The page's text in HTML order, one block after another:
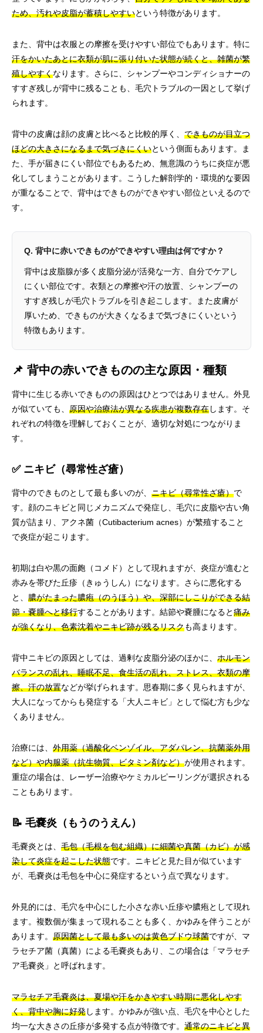
ため、汚れや皮脂が蓄積しやすいという特徴があります。
また、背中は衣服との摩擦を受けやすい部位でもあります。特に
汗をかいたあとに衣類が肌に張り付いた状態が続くと、雑菌が繁
殖しやすくなります。さらに、シャンプーやコンディショナーの
すすぎ残しが背中に残ることも、毛穴トラブルの一因として挙げ
られます。
背中の皮膚は顔の皮膚と比べると比較的厚く、 できものが目立つ
ほどの大きさになるまで気づきにくいという側面もあります。ま
た、手が届きにくい部位でもあるため、無意識のうちに炎症が悪
化してしまうことがあります。こうした解剖学的・環境的な要因
が重なることで、背中はできものができやすい部位といえるので
す。
Q. 背中に赤いできものができやすい理由は何ですか？
背中は皮脂腺が多く皮脂分泌が活発な一方、自分でケアし
にくい部位です。衣類との摩擦や汗の放置、シャンプーの
すすぎ残しが毛穴トラブルを引き起こします。また皮膚が
厚いため、できものが大きくなるまで気づきにくいという
特徴もあります。
📌 背中の赤いできものの主な原因・種類
背中に生じる赤いできものの原因はひとつではありません。外見
が似ていても、 原因や治療法が異なる疾患が複数存在します。そ
れぞれの特徴を理解しておくことが、適切な対処につながりま
す。
✅ ニキビ（尋常性ざ瘡）
背中のできものとして最も多いのが、 ニキビ（尋常性ざ瘡）で
す。顔のニキビと同じメカニズムで発症し、毛穴に皮脂や古い角
質が詰まり、アクネ菌（Cutibacterium acnes）が繁殖すること
で炎症が起こります。
初期は白や黒の面皰（コメド）として現れますが、炎症が進むと
赤みを帯びた丘疹（きゅうしん）になります。さらに悪化する
と、 膿がたまった膿疱（のうほう）や、深部にしこりができる結
節・嚢腫へと移行することがあります。結節や嚢腫になると痛み
が強くなり、色素沈着やニキビ跡が残るリスクも高まります。
背中ニキビの原因としては、過剰な皮脂分泌のほかに、 ホルモン
バランスの乱れ、睡眠不足、食生活の乱れ、ストレス、衣類の摩
擦、汗の放置などが挙げられます。思春期に多く見られますが、
大人になってからも発症する「大人ニキビ」として悩む方も少な
くありません。
治療には、 外用薬（過酸化ベンゾイル、アダパレン、抗菌薬外用
など）や内服薬（抗生物質、ビタミン剤など）が使用されます。
重症の場合は、レーザー治療やケミカルピーリングが選択される
こともあります。
📝 毛嚢炎（もうのうえん）
毛嚢炎とは、 毛包（毛根を包む組織）に細菌や真菌（カビ）が感
染して炎症を起こした状態です。ニキビと見た目が似ています
が、毛嚢炎は毛包を中心に発症するという点で異なります。
外見的には、毛穴を中心にした小さな赤い丘疹や膿疱として現れ
ます。複数個が集まって現れることも多く、かゆみを伴うことが
あります。 原因菌として最も多いのは黄色ブドウ球菌ですが、マ
ラセチア菌（真菌）による毛嚢炎もあり、この場合は「マラセチ
ア毛嚢炎」と呼ばれます。
マラセチア毛嚢炎は、夏場や汗をかきやすい時期に悪化しやす
く、背中や胸に好発します。かゆみが強い点、毛穴を中心とした
均一な大きさの丘疹が多発する点が特徴です。 通常のニキビと異